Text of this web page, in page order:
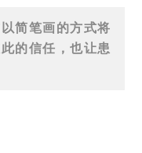
简笔画的方式将
的信任，也让患